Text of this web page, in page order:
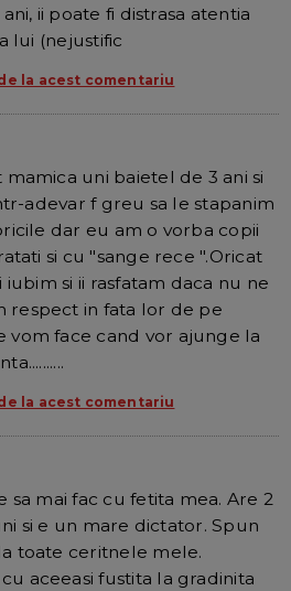
ii poate fi distrasa atentia
lui (nejustific
la acest comentariu
mamica uni baietel de 3 ani si
adevar f greu sa le stapanim
dar eu am o vorba copii
si cu "sange rece ".Oricat
si ii rasfatam daca nu ne
respect in fata lor de pe
vom face cand vor ajunge la
la acest comentariu
sa mai fac cu fetita mea. Are 2
si e un mare dictator. Spun
toate ceritnele mele.
aceeasi fustita la gradinita